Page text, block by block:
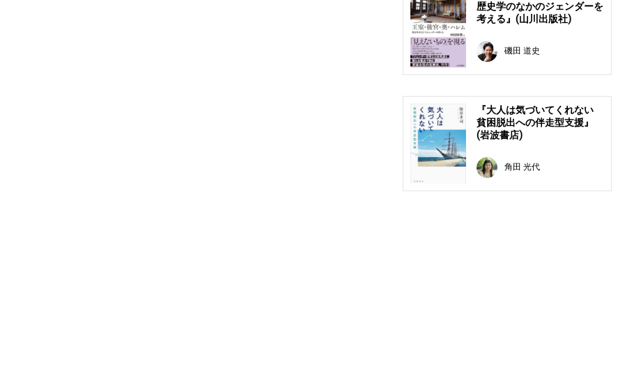
歴史学のなかのジェンダーを
考える』(山川出版社)
磯田 道史
『大人は気づいてくれない
貧困脱出への伴走型支援』
(岩波書店)
角田 光代